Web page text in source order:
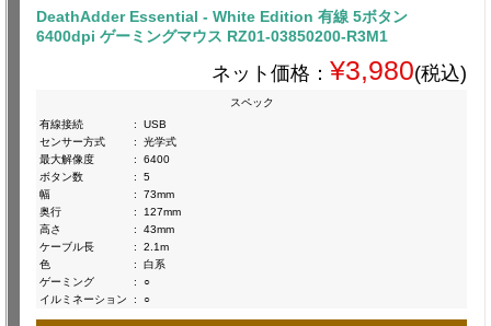
DeathAdder Essential - White Edition 有線 5ボタン
6400dpi ゲーミングマウス RZ01-03850200-R3M1
ネット価格： ¥3,980(税込)
スペック
有線接続
:
USB
センサー方式
:
光学式
最大解像度
:
6400
ボタン数
:
5
幅
:
73mm
奥行
:
127mm
高さ
:
43mm
ケーブル長
:
2.1m
色
:
白系
ゲーミング
:
○
イルミネーション
: ○